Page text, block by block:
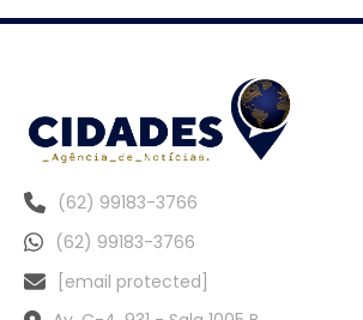
(62) 99183-3766
(62) 99183-3766
[email protected]